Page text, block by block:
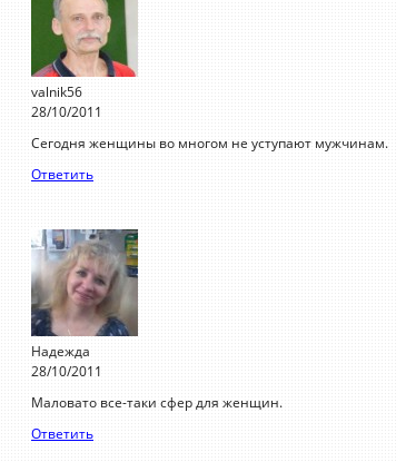
valnik56
28/10/2011
Сегодня женщины во многом не уступают мужчинам.
Ответить
Надежда
28/10/2011
Маловато все-таки сфер для женщин.
Ответить